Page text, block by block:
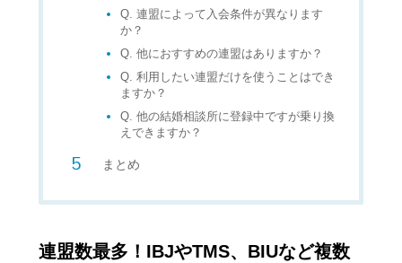
Q. 連盟によって入会条件が異なります
か？
Q. 他におすすめの連盟はありますか？
Q. 利用したい連盟だけを使うことはでき
ますか？
Q. 他の結婚相談所に登録中ですが乗り換
えできますか？
まとめ
連盟数最多！IBJやTMS、BIUなど複数